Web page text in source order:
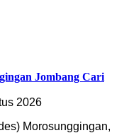
Jombang Cari
2026
Morosunggingan,